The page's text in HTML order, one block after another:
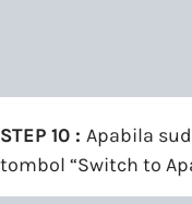
STEP 10 : Apabila
tombol “Switch to